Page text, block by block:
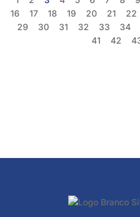
16
17 18 19 20 21 22
29
30 31 32 33 34
41
42